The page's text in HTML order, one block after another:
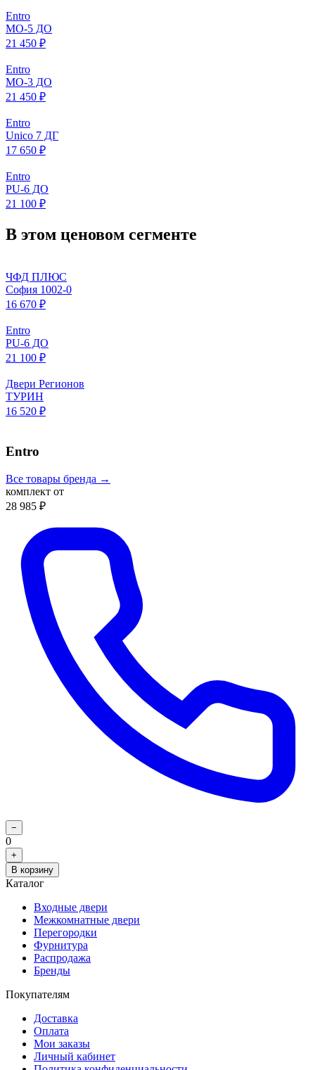
Entro
МO-5 ДО
21 450 ₽
Entro
МO-3 ДО
21 450 ₽
Entro
Unico 7 ДГ
17 650 ₽
Entro
PU-6 ДО
21 100 ₽
В этом ценовом сегменте
ЧФД ПЛЮС
София 1002-0
16 670 ₽
Entro
PU-6 ДО
21 100 ₽
Двери Регионов
ТУРИН
16 520 ₽
Entro
Все товары бренда →
комплект от
28 985 ₽
−
0
+
В корзину
Каталог
Входные двери
Межкомнатные двери
Перегородки
Фурнитура
Распродажа
Бренды
Покупателям
Доставка
Оплата
Мои заказы
Личный кабинет